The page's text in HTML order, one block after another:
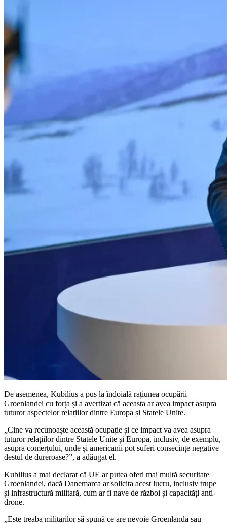
De asemenea, Kubilius a pus la îndoială rațiunea ocupării
Groenlandei cu forța și a avertizat că aceasta ar avea impact asupra
tuturor aspectelor relațiilor dintre Europa și Statele Unite.
„Cine va recunoaște această ocupație și ce impact va avea asupra
tuturor relațiilor dintre Statele Unite și Europa, inclusiv, de exemplu,
asupra comerțului, unde și americanii pot suferi consecințe negative
destul de dureroase?”, a adăugat el.
Kubilius a mai declarat că UE ar putea oferi mai multă securitate
Groenlandei, dacă Danemarca ar solicita acest lucru, inclusiv trupe
și infrastructură militară, cum ar fi nave de război și capacități anti-
drone.
„Este treaba militarilor să spună ce are nevoie Groenlanda sau